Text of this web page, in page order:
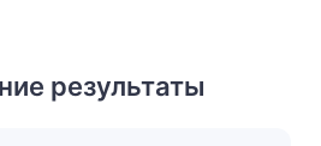
результаты